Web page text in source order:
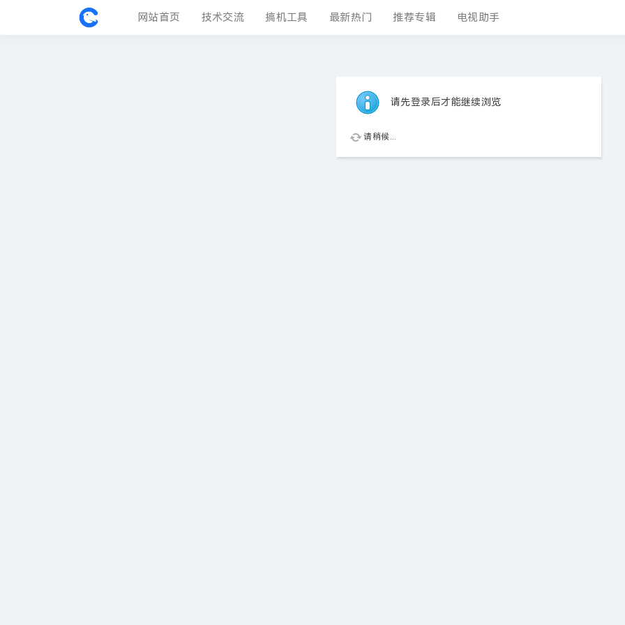
网站首页 技术交流 搞机工具 最新热门 推荐专辑 电视助手
请先登录后才能继续浏览
请稍候...